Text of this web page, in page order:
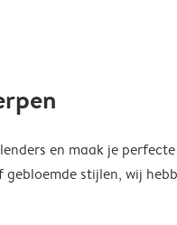
en maak je perfecte
stijlen, wij